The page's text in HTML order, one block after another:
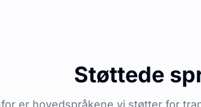
Støttede
er hovedspråkene vi støtter for